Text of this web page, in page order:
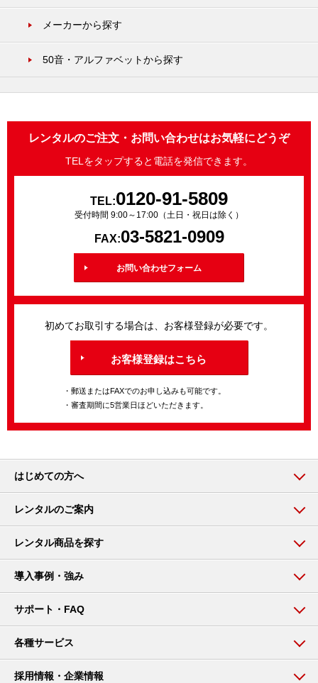
メーカーから探す
50音・アルファベットから探す
レンタルのご注文・お問い合わせはお気軽にどうぞ
TELをタップすると電話を発信できます。
TEL:0120-91-5809
受付時間 9:00～17:00（土日・祝日は除く）
FAX:03-5821-0909
お問い合わせフォーム
初めてお取引する場合は、お客様登録が必要です。
お客様登録はこちら
・郵送またはFAXでのお申し込みも可能です。
・審査期間に5営業日ほどいただきます。
はじめての方へ
レンタルのご案内
レンタル商品を探す
導入事例・強み
サポート・FAQ
各種サービス
採用情報・企業情報